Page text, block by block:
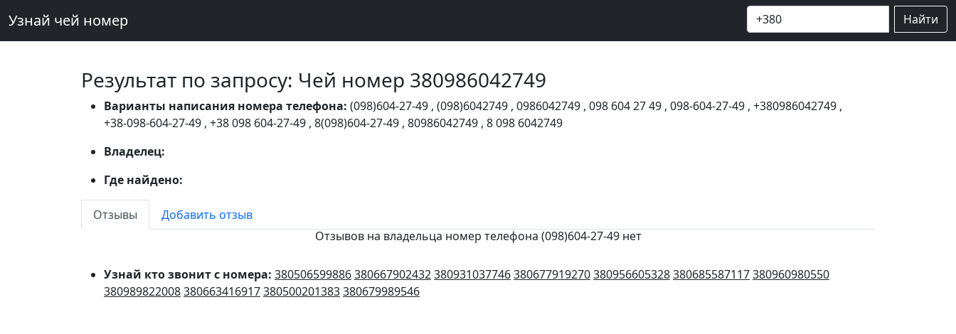
Узнай чей номер Найти
Результат по запросу: Чей номер 380986042749
Варианты написания номера телефона: (098)604-27-49 , (098)6042749 , 0986042749 , 098 604 27 49 , 098-604-27-49 , +380986042749 ,
+38-098-604-27-49 , +38 098 604-27-49 , 8(098)604-27-49 , 80986042749 , 8 098 6042749
Владелец:
Где найдено:
Отзывы
Добавить отзыв
Отзывов на владельца номер телефона (098)604-27-49 нет
Узнай кто звонит с номера: 380506599886380667902432380931037746380677919270380956605328380685587117380960980550
380989822008380663416917380500201383380679989546